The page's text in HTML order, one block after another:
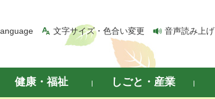
文字サイズ・色合い変更 音声読み上げ
健康・福祉 しごと・産業